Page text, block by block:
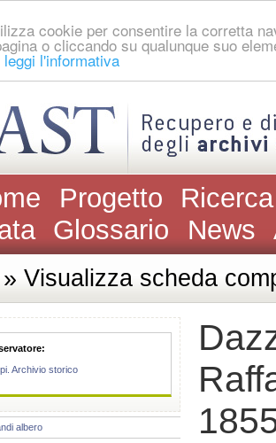
cookie per consentire la corretta
o cliccando su qualunque suo
l'informativa
Progetto
Glossario News
» Visualizza scheda
Archivio storico
albero